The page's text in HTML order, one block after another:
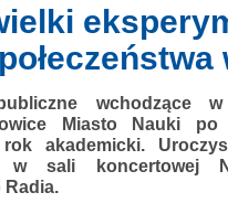
wchodzące
Miasto Nauki
rok akademicki.
sali koncertowej